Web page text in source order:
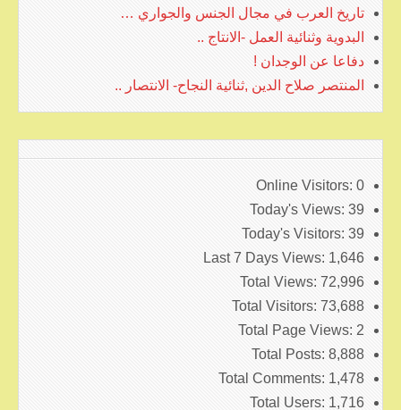
تاريخ العرب في مجال الجنس والجواري …
البدوية وثنائية العمل -الانتاج ..
دفاعا عن الوجدان !
المنتصر صلاح الدين ,ثنائية النجاح- الانتصار ..
Online Visitors: 0
Today's Views: 39
Today's Visitors: 39
Last 7 Days Views: 1,646
Total Views: 72,996
Total Visitors: 73,688
Total Page Views: 2
Total Posts: 8,888
Total Comments: 1,478
Total Users: 1,716